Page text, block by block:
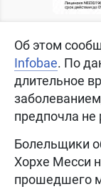
Об этом
Infobae. По
длительное
предпочла не
Болельщики
Хорхе Месси
прошедшего